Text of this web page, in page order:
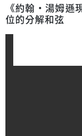
《約翰‧湯姆遜
位的分解和弦